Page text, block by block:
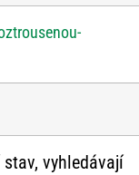
vyhledávají